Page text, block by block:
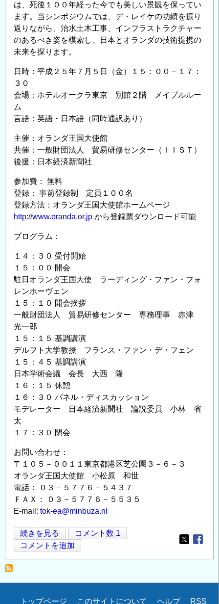
術
と
制
度
の
関
連
に
す
研
究
(復
刻
版)
の
頒
の
は、死後１００年経った今でも美しい景観を保ってい
ます。当シンポジウムでは、デ・レイケの功績を振り
返りながら、治水土木工事、インフラストラクチャー
のあるべき姿を模索し、日本とオランダの技術提携の
未来を探ります。
日時：平成２５年７月５日（金）１５：００－１７：
３０
会場：ホテルオークラ東京 別館２階 メイプルルー
ム
言語：英語・日本語（同時通訳あり）
主催：オランダ王国大使館
共催：一般財団法人 貿易研修センター（ＩＩＳＴ）
後援：日本経済新聞社
参加費： 無料
登録： 事前登録制 定員１００名
登録方法：オランダ王国大使館ホームページ
http://www.oranda.or.jp から登録票ダウンロード可能
プログラム：
１４：３０ 受付開始
１５：００ 開会
駐日オランダ王国大使 ラーディング・ファン・フォ
レンホーヴェン
１５：１０ 開会挨拶
一般財団法人 貿易研修センター 専務理事 赤津
光一郎
１５：１５ 基調講演
デルフト大学教授 フランス・ファン・デ・フェン
１５：４５ 基調講演
日本学術会議 会長 大西 隆
１６：１５ 休憩
１６：３０ パネル・ディスカッション
モデレーター 日本経済新聞社 論説委員 小林 省
太
１７：３０ 閉会
お問い合わせ：
〒１０５－００１１東京都港区芝公園３－６－３
オランダ王国大使館 小松原 和世
電話： ０３－５７７６－５４３７
ＦＡＸ： ０３－５７７６－５５３５
E-mail: tok-ea@minbuza.nl
ヨ
ハ
ニ
デ・
続きを見る
コメント数 1
コメントを追加
Opens in
トップページ このサイトについて ヘルプ RSS